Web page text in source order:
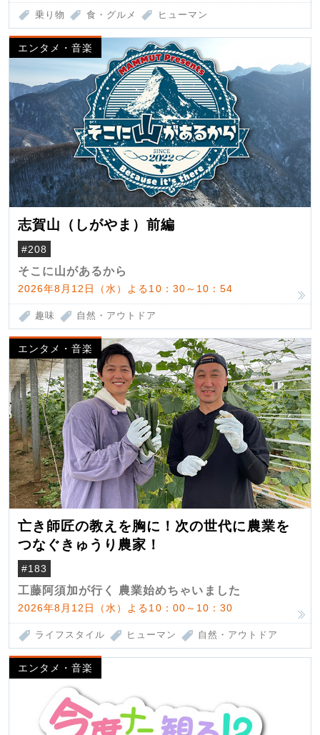
乗り物 食・グルメ ヒューマン
エンタメ・音楽
志賀山（しがやま）前編
#208
そこに山があるから
2026年8月12日（水）よる10：30～10：54
趣味 自然・アウトドア
エンタメ・音楽
亡き師匠の教えを胸に！次の世代に農業を
つなぐきゅうり農家！
#183
工藤阿須加が行く 農業始めちゃいました
2026年8月12日（水）よる10：00～10：30
ライフスタイル ヒューマン 自然・アウトドア
エンタメ・音楽